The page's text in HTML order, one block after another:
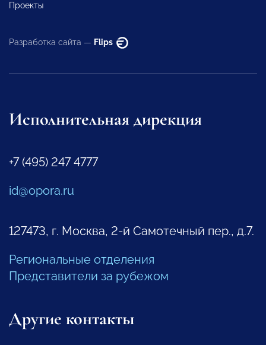
Проекты
Разработка сайта — Flips
Исполнительная дирекция
+7 (495) 247 4777
id@opora.ru
127473, г. Москва, 2-й Самотечный пер., д.7.
Региональные отделения
Представители за рубежом
Другие контакты